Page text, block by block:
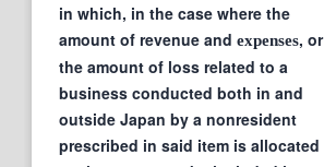
in which, in the case where the
amount of revenue and expenses, or
the amount of loss related to a
business conducted both in and
outside Japan by a nonresident
prescribed in said item is allocated